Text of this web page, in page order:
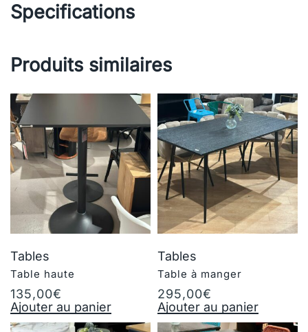
Specifications
Produits similaires
Tables
Table haute
135,00€
Ajouter au panier
Tables
Table à manger
295,00€
Ajouter au panier